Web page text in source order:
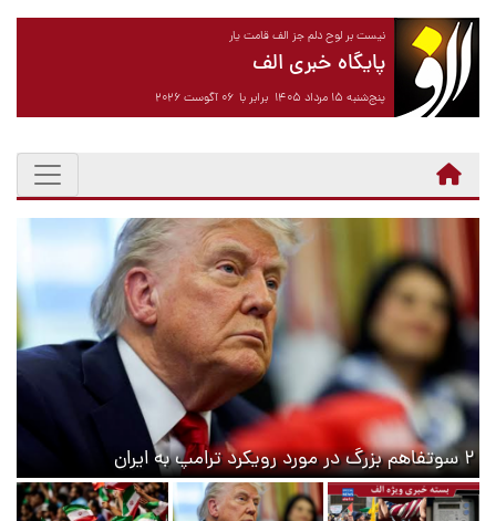
نیست بر لوح دلم جز الف قامت یار
پایگاه خبری الف
پنج‌شنبه ۱۵ مرداد ۱۴۰۵ برابر با ۰۶ آگوست ۲۰۲۶
۲ سوتفاهم بزرگ در مورد رویکرد ترامپ به ایران